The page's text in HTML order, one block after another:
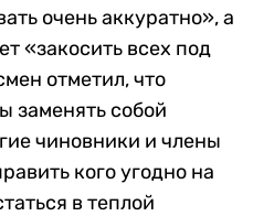
очень аккуратно», а
«закосить всех под
отметил, что
заменять собой
чиновники и члены
кого угодно на
в теплой